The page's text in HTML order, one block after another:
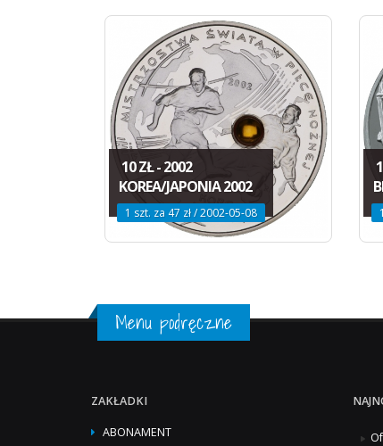
10 ZŁ - 2002
KOREA/JAPONIA 2002
1 szt. za 47 zł / 2002-05-08
Menu podręczne
ZAKŁADKI
ABONAMENT